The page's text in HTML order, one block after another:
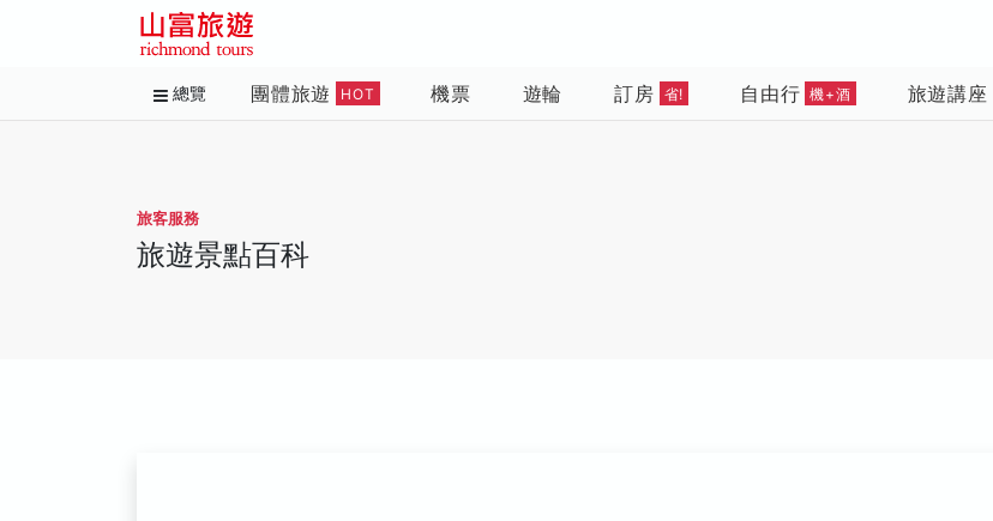
總覽 團體旅遊 HOT 機票 遊輪 訂房 省! 自由行 機+酒 旅遊講座
旅客服務
旅遊景點百科